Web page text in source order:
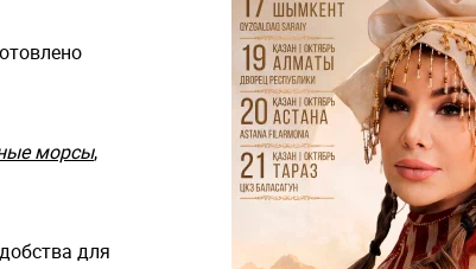
морсы,
для